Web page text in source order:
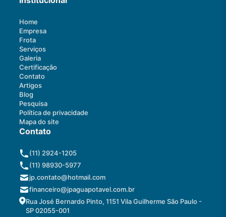
Home
Empresa
Frota
Serviços
Galeria
Certificação
Contato
Artigos
Blog
Pesquisa
Política de privacidade
Mapa do site
Contato
(11) 2924-1205
(11) 98930-5977
jp.contato@hotmail.com
financeiro@jpaguapotavel.com.br
Rua José Bernardo Pinto, 1151 Vila Guilherme São Paulo -
SP 02055-001